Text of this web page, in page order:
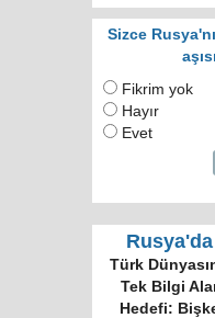
Sizce
Fikrim yok
Hayır
Evet
Türk
Tek Bilgi
Hedefi: